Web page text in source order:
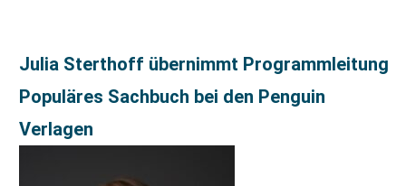
Julia Sterthoff übernimmt Programmleitung
Populäres Sachbuch bei den Penguin
Verlagen